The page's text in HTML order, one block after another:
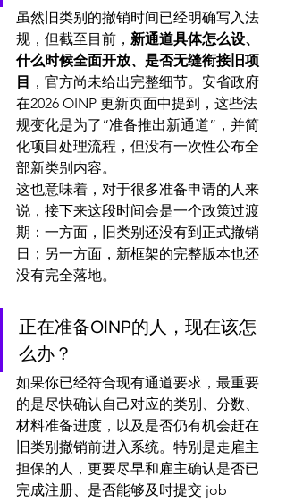
虽然旧类别的撤销时间已经明确写入法
规，但截至目前， 新通道具体怎么设、
什么时候全面开放、是否无缝衔接旧项
目 ，官方尚未给出完整细节。安省政府
在2026 OINP 更新页面中提到，这些法
规变化是为了“准备推出新通道”，并简
化项目处理流程，但没有一次性公布全
部新类别内容。
这也意味着，对于很多准备申请的人来
说，接下来这段时间会是一个政策过渡
期：一方面，旧类别还没有到正式撤销
日；另一方面，新框架的完整版本也还
没有完全落地。
正在准备OINP的人，现在该怎
么办？
如果你已经符合现有通道要求，最重要
的是尽快确认自己对应的类别、分数、
材料准备进度，以及是否仍有机会赶在
旧类别撤销前进入系统。特别是走雇主
担保的人，更要尽早和雇主确认是否已
完成注册、是否能够及时提交 job